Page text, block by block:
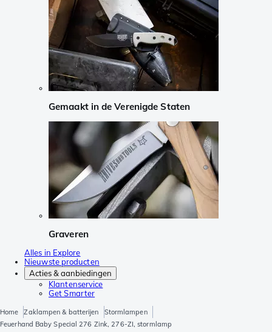
Gemaakt in de Verenigde Staten
Graveren
Alles in Explore
Nieuwste producten
Acties & aanbiedingen
Klantenservice
Get Smarter
Home Zaklampen & batterijen
Stormlampen
Feuerhand Baby Special 276 Zink, 276-ZI, stormlamp